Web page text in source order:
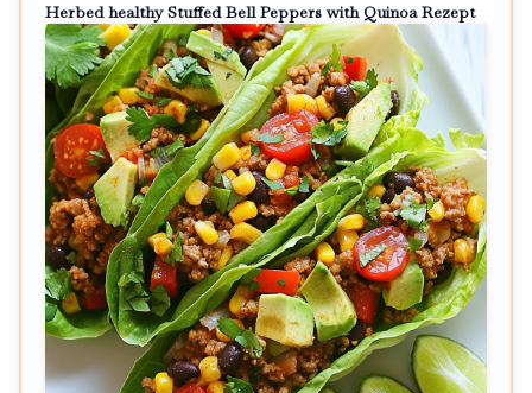
Herbed healthy Stuffed Bell Peppers with Quinoa Rezept